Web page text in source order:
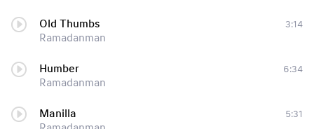
Old Thumbs
Ramadanman
3:14
Humber
Ramadanman
6:34
Manilla
5:31